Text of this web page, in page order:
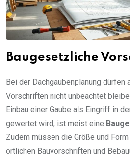
Baugesetzliche
Bei der Dachgaubenplanung dürfen
Vorschriften nicht unbeachtet
Einbau einer Gaube als Eingriff in
gewertet wird, ist meist eine
Zudem müssen die Größe und
örtlichen Bauvorschriften und